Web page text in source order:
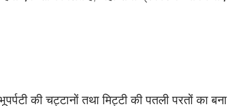
की चट्टानों तथा मिट्टी की पतली परतों का बना